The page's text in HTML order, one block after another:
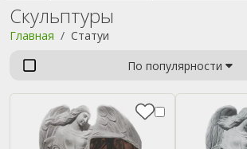
Скульптуры
Главная
Статуи
По популярности